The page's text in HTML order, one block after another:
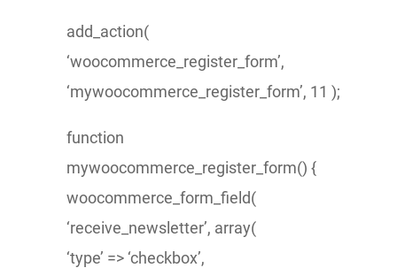
add_action(
‘woocommerce_register_form’,
‘mywoocommerce_register_form’, 11 );
function
mywoocommerce_register_form() {
woocommerce_form_field(
‘receive_newsletter’, array(
‘type’ => ‘checkbox’,